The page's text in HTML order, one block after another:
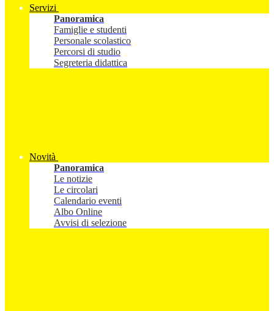
Servizi
Panoramica
Famiglie e studenti
Personale scolastico
Percorsi di studio
Segreteria didattica
Novità
Panoramica
Le notizie
Le circolari
Calendario eventi
Albo Online
Avvisi di selezione